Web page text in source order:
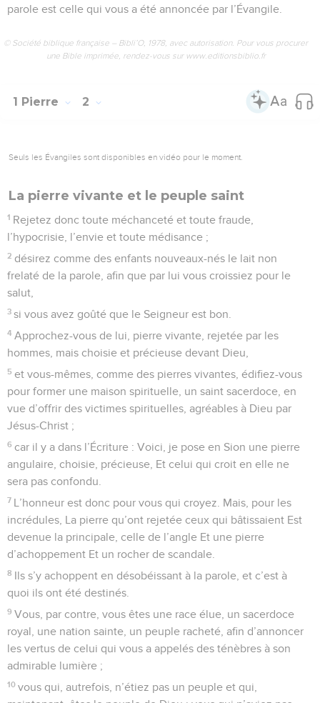
parole est celle qui vous a été annoncée par l’Évangile.
© Société biblique française – Bibli’O, 1978, avec autorisation. Pour vous procurer
une Bible imprimée, rendez-vous sur www.editionsbiblio.fr
1 Pierre 2
Seuls les Évangiles sont disponibles en vidéo pour le moment.
La pierre vivante et le peuple saint
1 Rejetez donc toute méchanceté et toute fraude,
l’hypocrisie, l’envie et toute médisance ;
2 désirez comme des enfants nouveaux-nés le lait non
frelaté de la parole, afin que par lui vous croissiez pour le
salut,
3 si vous avez goûté que le Seigneur est bon.
4 Approchez-vous de lui, pierre vivante, rejetée par les
hommes, mais choisie et précieuse devant Dieu,
5 et vous-mêmes, comme des pierres vivantes, édifiez-vous
pour former une maison spirituelle, un saint sacerdoce, en
vue d’offrir des victimes spirituelles, agréables à Dieu par
Jésus-Christ ;
6 car il y a dans l’Écriture : Voici, je pose en Sion une pierre
angulaire, choisie, précieuse, Et celui qui croit en elle ne
sera pas confondu.
7 L’honneur est donc pour vous qui croyez. Mais, pour les
incrédules, La pierre qu’ont rejetée ceux qui bâtissaient Est
devenue la principale, celle de l’angle Et une pierre
d’achoppement Et un rocher de scandale.
8 Ils s’y achoppent en désobéissant à la parole, et c’est à
quoi ils ont été destinés.
9 Vous, par contre, vous êtes une race élue, un sacerdoce
royal, une nation sainte, un peuple racheté, afin d’annoncer
les vertus de celui qui vous a appelés des ténèbres à son
admirable lumière ;
10 vous qui, autrefois, n’étiez pas un peuple et qui,